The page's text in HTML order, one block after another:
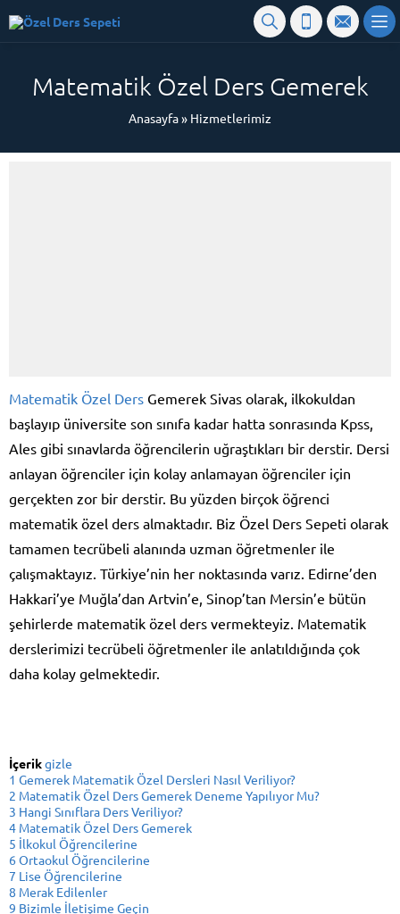
Matematik Özel Ders Gemerek
Anasayfa» Hizmetlerimiz
Matematik Özel Ders Gemerek Sivas olarak, ilkokuldan
başlayıp üniversite son sınıfa kadar hatta sonrasında Kpss,
Ales gibi sınavlarda öğrencilerin uğraştıkları bir derstir. Dersi
anlayan öğrenciler için kolay anlamayan öğrenciler için
gerçekten zor bir derstir. Bu yüzden birçok öğrenci
matematik özel ders almaktadır. Biz Özel Ders Sepeti olarak
tamamen tecrübeli alanında uzman öğretmenler ile
çalışmaktayız. Türkiye’nin her noktasında varız. Edirne’den
Hakkari’ye Muğla’dan Artvin’e, Sinop’tan Mersin’e bütün
şehirlerde matematik özel ders vermekteyiz. Matematik
derslerimizi tecrübeli öğretmenler ile anlatıldığında çok
daha kolay gelmektedir.
İçerikgizle
1 Gemerek Matematik Özel Dersleri Nasıl Veriliyor?
2 Matematik Özel Ders Gemerek Deneme Yapılıyor Mu?
3 Hangi Sınıflara Ders Veriliyor?
4 Matematik Özel Ders Gemerek
5 İlkokul Öğrencilerine
6Ortaokul Öğrencilerine
7 Lise Öğrencilerine
8 Merak Edilenler
9 Bizimle İletişime Geçin